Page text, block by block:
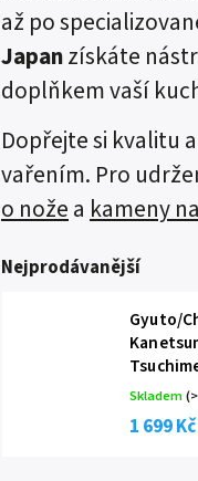
až po
Japanzískáte
doplňkem vaší
Dopřejte si kvalitu
vařením. Pro
o nožea kameny
Nejprodávanější
Gyuto/
Skladem(
1 699 Kč